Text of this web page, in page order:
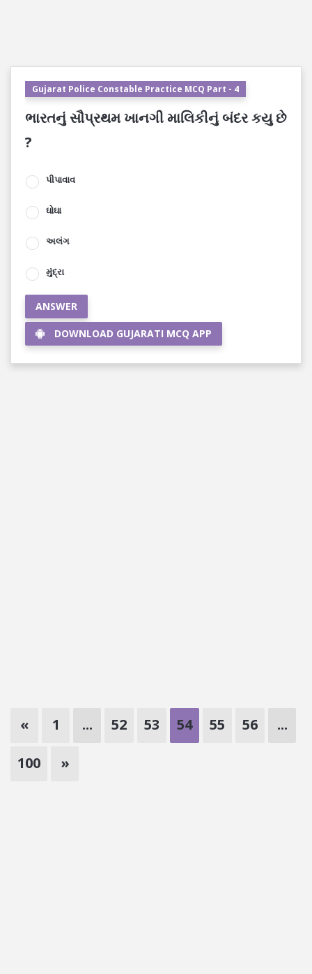
Gujarat Police Constable Practice MCQ Part - 4
ભારતનું સૌપ્રથમ ખાનગી માલિકીનું બંદર કયુ છે
?
પીપાવાવ
ઘોઘા
અલંગ
મુંદ્રા
ANSWER
DOWNLOAD GUJARATI MCQ APP
« 1 ... 52 53 54 55 56 ...
100 »